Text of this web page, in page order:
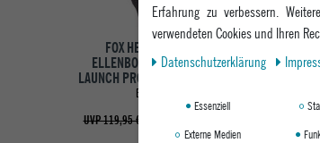
FOX HERREN BIKE
ELLENBOGENSCHONER
LAUNCH PRO ELBOW GUARD
BLACK
UVP 119,95 € ab 89,95 €
Erfahrung zu verbessern.
verwendeten Cookies und Ihren
Daten­schutz­erklärung
Essenziell
Externe Medien